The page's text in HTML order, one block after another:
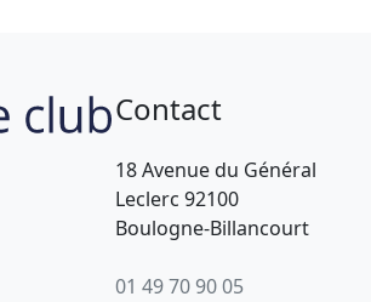
Contact
18 Avenue du Général
Leclerc 92100
Boulogne-Billancourt
01 49 70 90 05